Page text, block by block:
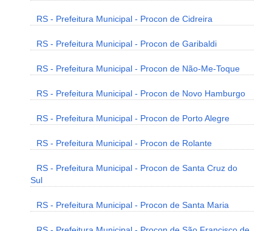
RS - Prefeitura Municipal - Procon de Cidreira
RS - Prefeitura Municipal - Procon de Garibaldi
RS - Prefeitura Municipal - Procon de Não-Me-Toque
RS - Prefeitura Municipal - Procon de Novo Hamburgo
RS - Prefeitura Municipal - Procon de Porto Alegre
RS - Prefeitura Municipal - Procon de Rolante
RS - Prefeitura Municipal - Procon de Santa Cruz do
Sul
RS - Prefeitura Municipal - Procon de Santa Maria